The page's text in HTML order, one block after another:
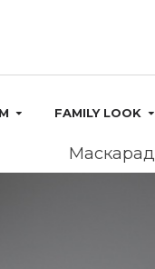
FAMILY LOOK
Маскарад